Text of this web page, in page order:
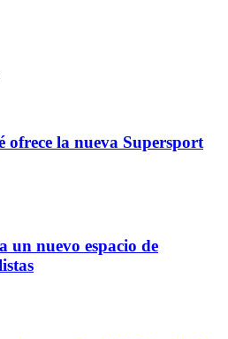
ofrece la nueva Supersport
un nuevo espacio de